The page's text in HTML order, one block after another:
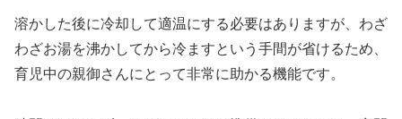
溶かした後に冷却して適温にする必要はありますが、わざ
わざお湯を沸かしてから冷ますという手間が省けるため、
育児中の親御さんにとって非常に助かる機能です。